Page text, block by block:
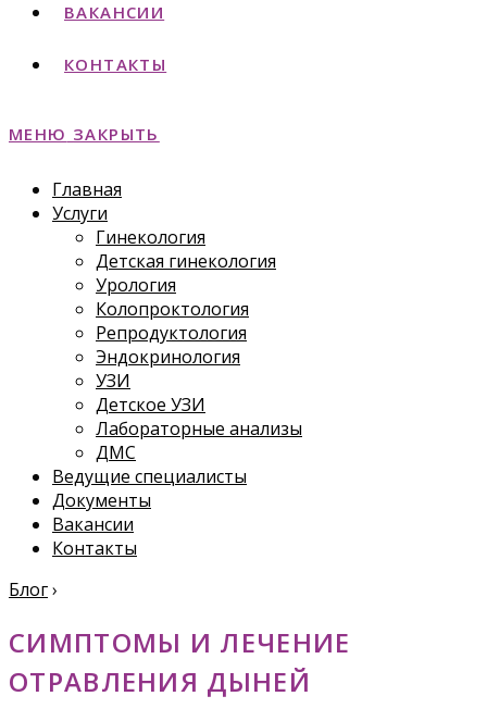
ВАКАНСИИ
КОНТАКТЫ
МЕНЮ ЗАКРЫТЬ
Главная
Услуги
Гинекология
Детская гинекология
Урология
Колопроктология
Репродуктология
Эндокринология
УЗИ
Детское УЗИ
Лабораторные анализы
ДМС
Ведущие специалисты
Документы
Вакансии
Контакты
Блог›
СИМПТОМЫ И ЛЕЧЕНИЕ
ОТРАВЛЕНИЯ ДЫНЕЙ